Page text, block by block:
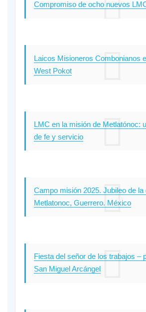
Compromiso de ocho nuevos
Laicos Misioneros Combonianos
West Pokot
LMC en la misión de Metlatónoc:
de fe y servicio
Campo misión 2025. Jubileo de la
Metlatonoc, Guerrero. México
Fiesta del señor de los trabajos –
San Miguel Arcángel